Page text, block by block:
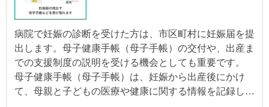
病院で妊娠の診断を受けた方は、市区町村に妊娠届を提
出します。母子健康手帳（母子手帳）の交付や、出産ま
での支援制度の説明を受ける機会としても重要です。
母子健康手帳（母子手帳）は、妊娠から出産後にかけ
て、母親と子どもの医療や健康に関する情報を記録し